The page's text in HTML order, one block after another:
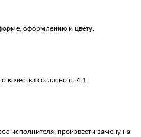
оформлению и цвету.
качества согласно п. 4.1.
исполнителя, произвести замену на